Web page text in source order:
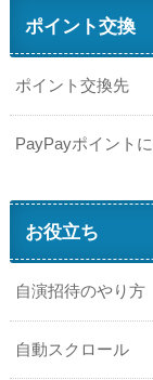
ポイント交換
ポイント交換先
PayPayポイント
お役立ち
自演招待のやり方
自動スクロール